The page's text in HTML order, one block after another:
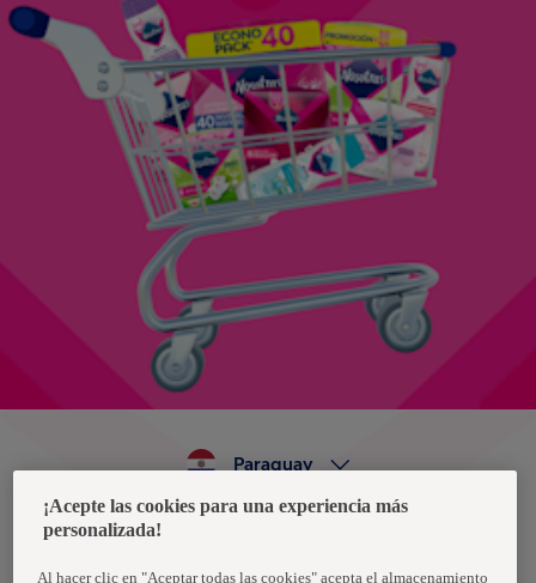
Política de privacidad de datos
Paraguay
¡Acepte las cookies para una experiencia más
personalizada!
Al hacer clic en "Aceptar todas las cookies" acepta el almacenamiento